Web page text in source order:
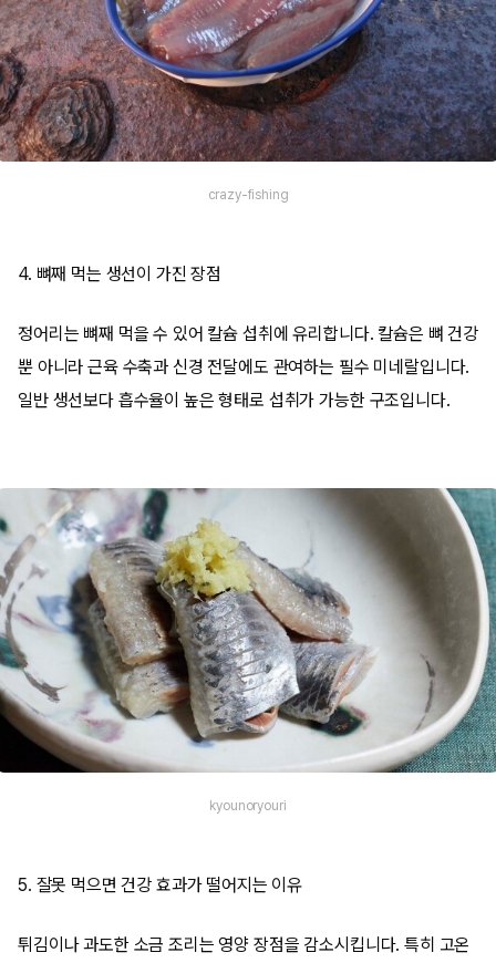
crazy-fishing
4. 뼈째 먹는 생선이 가진 장점
정어리는 뼈째 먹을 수 있어 칼슘 섭취에 유리합니다. 칼슘은 뼈 건강
뿐 아니라 근육 수축과 신경 전달에도 관여하는 필수 미네랄입니다.
일반 생선보다 흡수율이 높은 형태로 섭취가 가능한 구조입니다.
kyounoryouri
5. 잘못 먹으면 건강 효과가 떨어지는 이유
튀김이나 과도한 소금 조리는 영양 장점을 감소시킵니다. 특히 고온